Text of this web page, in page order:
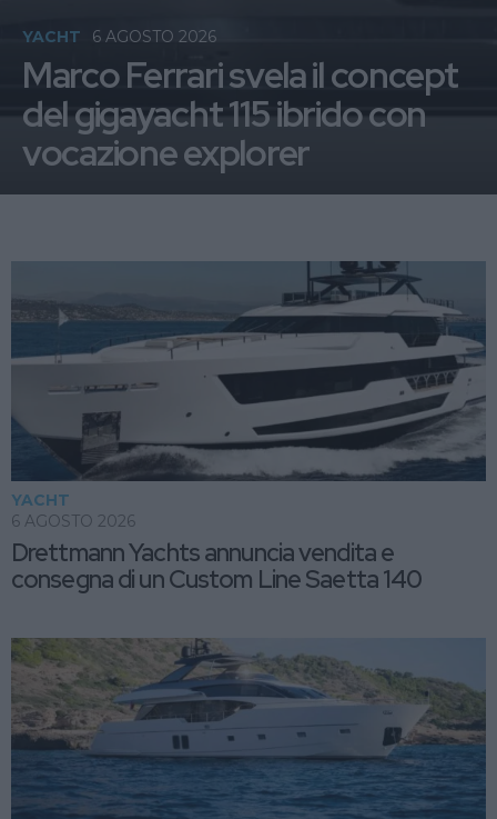
Marco Ferrari svela il concept
del gigayacht 115 ibrido con
vocazione explorer
YACHT 6 AGOSTO 2026
Drettmann Yachts annuncia vendita e
consegna di un Custom Line Saetta 140
YACHT
6 AGOSTO 2026